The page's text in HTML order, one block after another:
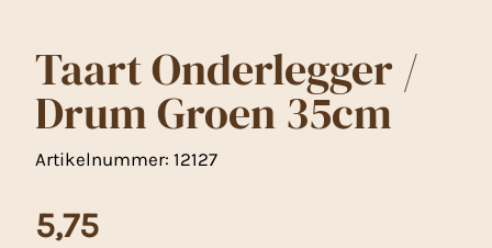
Taart Onderlegger /
Drum Groen 35cm
Artikelnummer: 12127
5,75